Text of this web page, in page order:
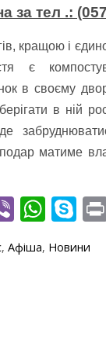
за тел .:
кращою і
є
в своєму
в ній
матиме
Vi
b
er
W
at
S
y
, Афіша, Новини